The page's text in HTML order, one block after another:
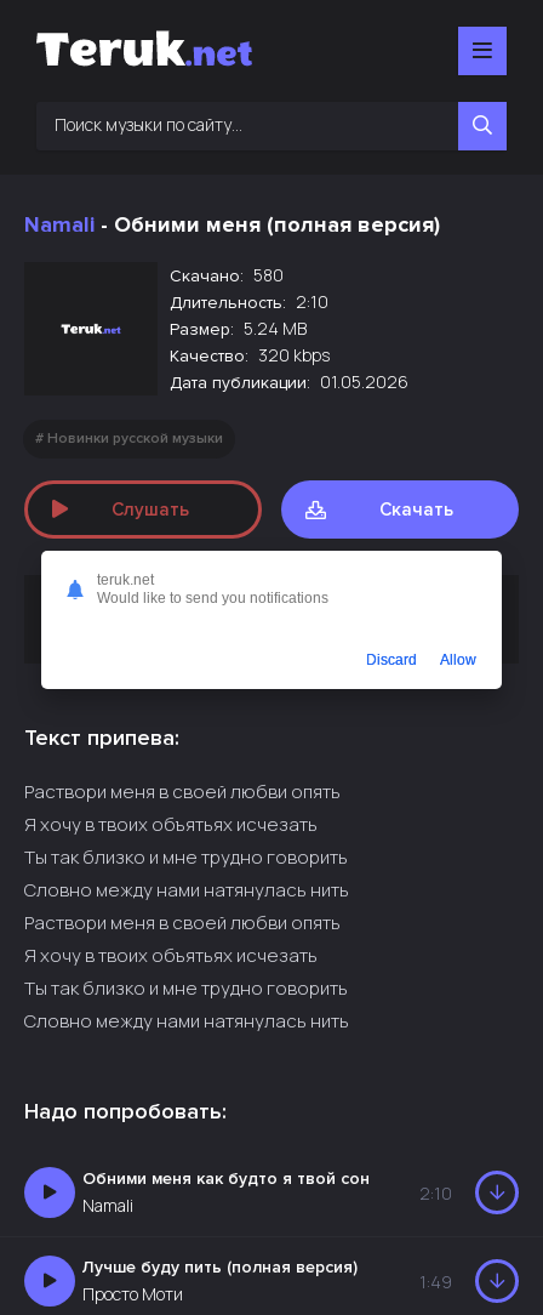
Namali - Обними меня (полная версия)
Скачано: 580
Длительность: 2:10
Размер: 5.24 MB
Качество: 320 kbps
Дата публикации: 01.05.2026
Новинки русской музыки
Слушать Скачать
Скачать песнюNamali - Обними меня (полная версия)
Текст припева:
Раствори меня в своей любви опять
Я хочу в твоих объятьях исчезать
Ты так близко и мне трудно говорить
Словно между нами натянулась нить
Раствори меня в своей любви опять
Я хочу в твоих объятьях исчезать
Ты так близко и мне трудно говорить
Словно между нами натянулась нить
Надо попробовать:
Обними меня как будто я твой сон
Namali
2:10
Лучше буду пить (полная версия)
Просто Моти
1:49
teruk.net
Would like to send you notifications
Discard Allow